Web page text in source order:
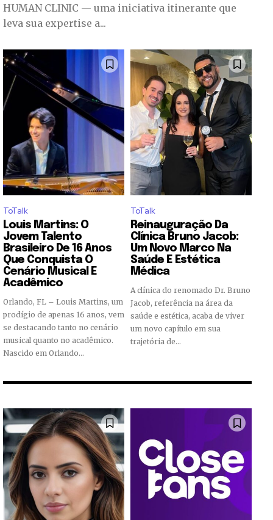
HUMAN CLINIC — uma iniciativa itinerante que
leva sua expertise a...
ToTalk
Louis Martins: O
Jovem Talento
Brasileiro De 16 Anos
Que Conquista O
Cenário Musical E
Acadêmico
Orlando, FL – Louis Martins, um
prodígio de apenas 16 anos, vem
se destacando tanto no cenário
musical quanto no acadêmico.
Nascido em Orlando...
ToTalk
Reinauguração Da
Clínica Bruno Jacob:
Um Novo Marco Na
Saúde E Estética
Médica
A clínica do renomado Dr. Bruno
Jacob, referência na área da
saúde e estética, acaba de viver
um novo capítulo em sua
trajetória de...